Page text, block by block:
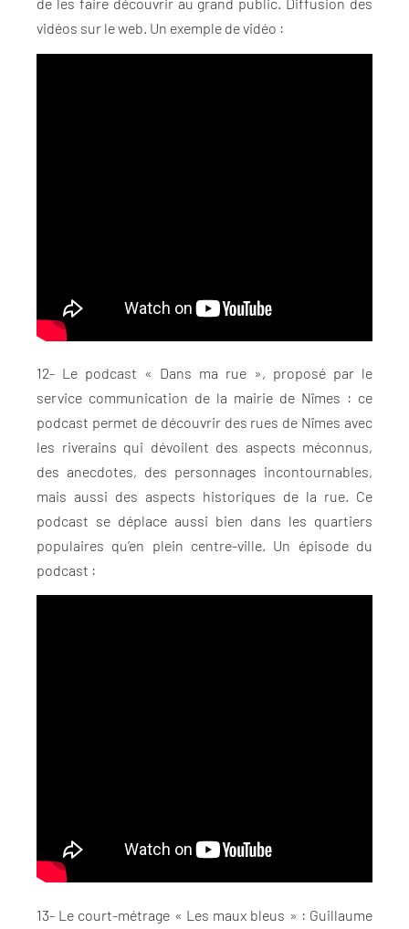
vidéos sur le web. Un exemple de vidéo :
12- Le podcast « Dans ma rue », proposé par le
service communication de la mairie de Nîmes : ce
podcast permet de découvrir des rues de Nîmes avec
les riverains qui dévoilent des aspects méconnus,
des anecdotes, des personnages incontournables,
mais aussi des aspects historiques de la rue. Ce
podcast se déplace aussi bien dans les quartiers
populaires qu’en plein centre-ville. Un épisode du
podcast :
13- Le court-métrage « Les maux bleus » : Guillaume